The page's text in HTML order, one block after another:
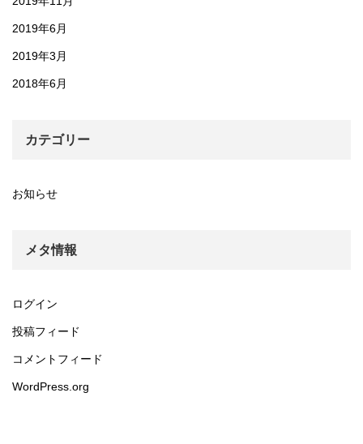
2019年6月
2019年3月
2018年6月
カテゴリー
お知らせ
メタ情報
ログイン
投稿フィード
コメントフィード
WordPress.org